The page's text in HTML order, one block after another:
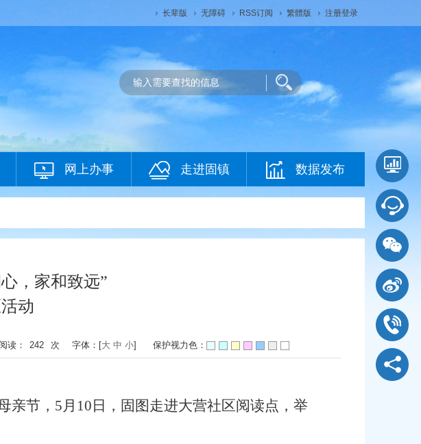
长辈版 无障碍 RSS订阅 繁體版 注册登录
网上办事 走进固镇 数据发布
，家和致远”
动
读： 242 次 字体：[大 中 小] 保护视力色：
亲节， 5月10日，固图走进大营社区阅读点，举